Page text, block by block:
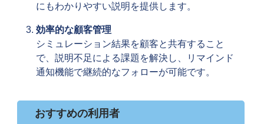
にもわかりやすい説明を提供します。
効率的な顧客管理
シミュレーション結果を顧客と共有すること
で、説明不足による課題を解決し、リマインド
通知機能で継続的なフォローが可能です。
おすすめの利用者